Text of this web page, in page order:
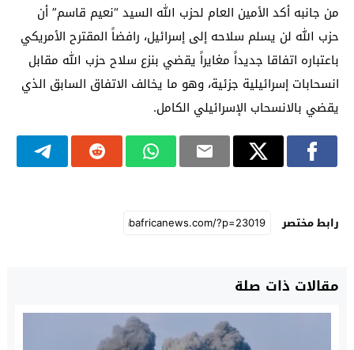
من جانبه أكد الأمين العام لحزب الله السيد “نعيم قاسم” أن
حزب الله لن يسلم سلاحه إلى إسرائيل، رافضاً المقترح الأمريكي
باعتباره اتفاقا جديداً مغايراً يقضي بنزع سلاح حزب الله مقابل
انسحابات إسرائيلية جزئية، وهو ما يخالف الاتفاق السابق الذي
يقضي بالانسحاب الإسرائيلي الكامل.
رابط مختصر
مقالات ذات صلة